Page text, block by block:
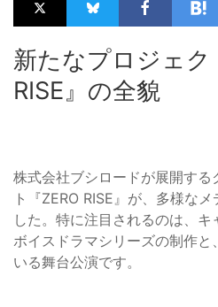
新たなプロジェク
RISE』の全貌
株式会社ブシロードが展開する
ト『ZERO RISE』が、多様な
した。特に注目されるのは、
ボイスドラマシリーズの制作
いる舞台公演です。